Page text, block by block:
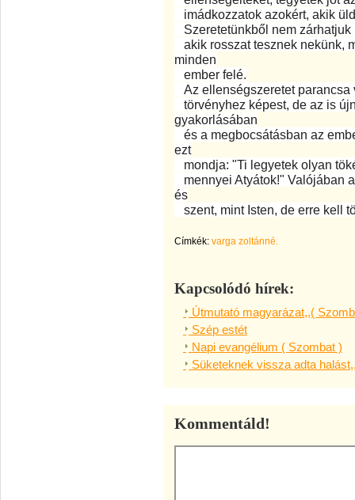
imádkozzatok azokért, akik
Szeretetünkből nem
akik rosszat tesznek nekünk,
minden
ember felé.
Az ellenségszeretet
törvényhez képest, de az is
gyakorlásában
és a megbocsátásban az
ezt
mondja: "Ti legyetek olyan
mennyei Atyátok!" Valójában
és
szent, mint Isten, de erre kell
Címkék: varga zoltánné.
Kapcsolódó hírek:
Útmutató magyarázat,,(
Szép estét
Napi evangélium ( Szombat )
Süketeknek vissza adta
Kommentáld!